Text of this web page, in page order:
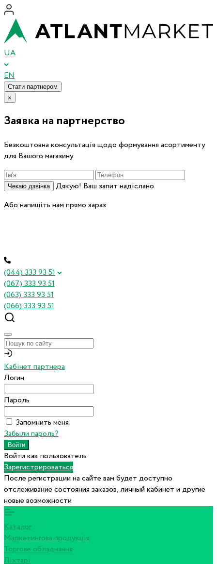
UA
EN
Стати партнером
×
Заявка на партнерство
Безкоштовна консультація щодо формування асортименту
для Вашого магазину
Чекаю дзвінка
Дякую! Ваш запит надіслано.
Або напишіть нам прямо зараз
(044) 333 93 51
(067) 333 93 51
(063) 333 93 51
(066) 333 93 51
Кабінет партнера
Логин
Пароль
Запомнить меня
Забыли пароль?
Войти как пользователь
Зарегистрироваться
После регистрации на сайте вам будет доступно
отслеживание состояния заказов, личный кабинет и другие
новые возможности
Каталог
Маркетингова продукція
Торгове обладнання
Ліхтарі